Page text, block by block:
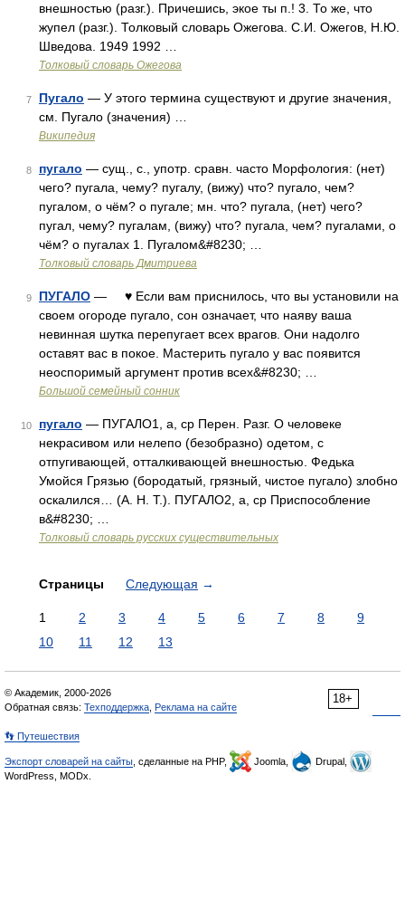
внешностью (разг.). Причешись, экое ты п.! 3. То же, что
жупел (разг.). Толковый словарь Ожегова. С.И. Ожегов, Н.Ю.
Шведова. 1949 1992 …
Толковый словарь Ожегова
7 Пугало — У этого термина существуют и другие значения,
см. Пугало (значения) …
Википедия
8 пугало — сущ., с., употр. сравн. часто Морфология: (нет)
чего? пугала, чему? пугалу, (вижу) что? пугало, чем?
пугалом, о чём? о пугале; мн. что? пугала, (нет) чего?
пугал, чему? пугалам, (вижу) что? пугала, чем? пугалами, о
чём? о пугалах 1. Пугалом&#8230; …
Толковый словарь Дмитриева
9 ПУГАЛО — ♥ Если вам приснилось, что вы установили на
своем огороде пугало, сон означает, что наяву ваша
невинная шутка перепугает всех врагов. Они надолго
оставят вас в покое. Мастерить пугало у вас появится
неоспоримый аргумент против всех&#8230; …
Большой семейный сонник
10 пугало — ПУГАЛО1, а, ср Перен. Разг. О человеке
некрасивом или нелепо (безобразно) одетом, с
отпугивающей, отталкивающей внешностью. Федька
Умойся Грязью (бородатый, грязный, чистое пугало) злобно
оскалился… (А. Н. Т.). ПУГАЛО2, а, ср Приспособление
в&#8230; …
Толковый словарь русских существительных
Страницы Следующая →
1 2 3 4 5 6 7 8
9
10
11 12 13
18+
© Академик, 2000-2026
Обратная связь: Техподдержка Реклама на сайте
👣 Путешествия
Экспорт словарей на сайты , сделанные на PHP, Joomla,
Drupal,
WordPress, MODx.